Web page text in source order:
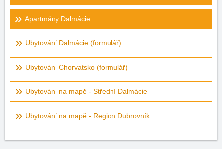
Apartmány Dalmácie
Ubytování Dalmácie (formulář)
Ubytování Chorvatsko (formulář)
Ubytování na mapě - Střední Dalmácie
Ubytování na mapě - Region Dubrovník